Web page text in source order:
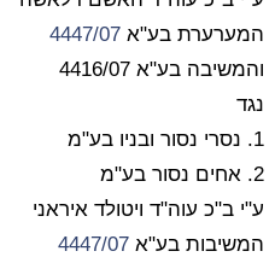
המערערת בע"א 4447/07
והמשיבה בע"א 4416/07
נגד
1. נסרי נסור ובניו בע"מ
2. אחים נסור בע"מ
ע"י ב"כ עוה"ד ויטולד איראני
המשיבות בע"א 4447/07